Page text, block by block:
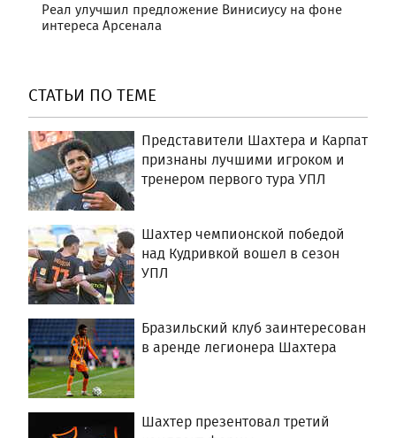
Реал улучшил предложение Винисиусу на фоне
интереса Арсенала
СТАТЬИ ПО ТЕМЕ
Представители Шахтера и Карпат
признаны лучшими игроком и
тренером первого тура УПЛ
Шахтер чемпионской победой
над Кудривкой вошел в сезон
УПЛ
Бразильский клуб заинтересован
в аренде легионера Шахтера
Шахтер презентовал третий